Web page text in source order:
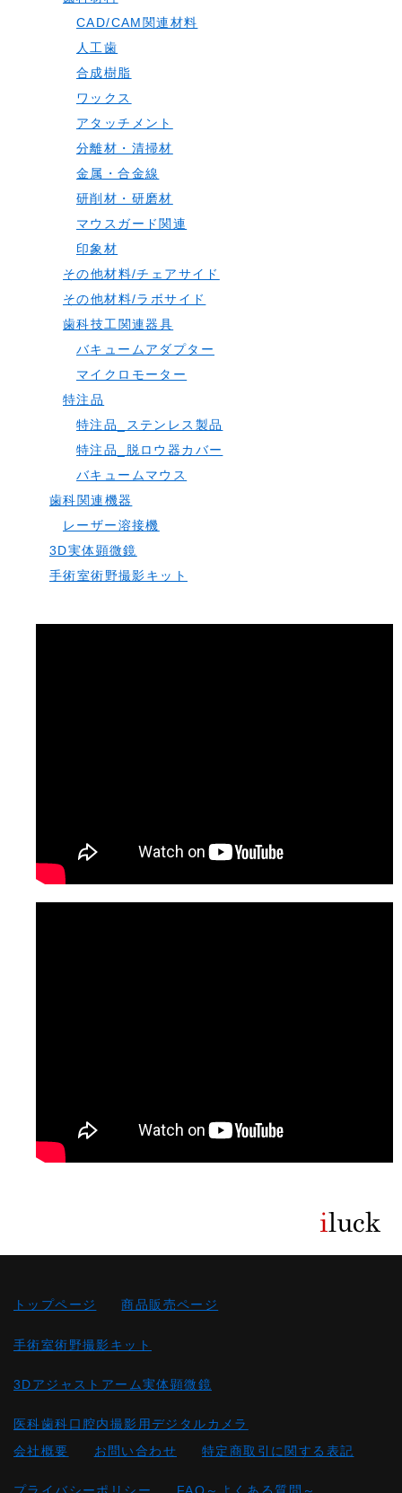
CAD/CAM関連材料
人工歯
合成樹脂
ワックス
アタッチメント
分離材・清掃材
金属・合金線
研削材・研磨材
マウスガード関連
印象材
その他材料/チェアサイド
その他材料/ラボサイド
歯科技工関連器具
バキュームアダプター
マイクロモーター
特注品
特注品_ステンレス製品
特注品_脱ロウ器カバー
バキュームマウス
歯科関連機器
レーザー溶接機
3D実体顕微鏡
手術室術野撮影キット
トップページ 商品販売ページ
手術室術野撮影キット
3Dアジャストアーム実体顕微鏡
医科歯科口腔内撮影用デジタルカメラ
会社概要
お問い合わせ 特定商取引に関する表記